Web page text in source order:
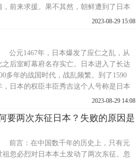
，前来求援。果不其然，朝鲜遭到了日本
队的侵犯。这时的日本国内政局发生了重
图侵占朝鲜。这年，丰臣秀吉首先走出第
步，向朝鲜提出了"假道入明"的要求，理
当然地遭到了朝鲜政
2023-08-29 15:08
公元1467年，日本爆发了应仁之乱，从
之后室町幕府名存实亡。日本进入了长达
多年的战国时代，战乱频繁。到了1590
，日本的权臣丰臣秀吉这个人号称是日本
朱元璋，起于草莽出身微末，最后一统天
关白，就相当于最高执政，后来他把关白
任太阁太上关白。当时
2023-08-29 14:08
要两次东征日本？失败的原因是
前言：在中国数千年的历史上，只有元
祖忽必烈对日本本土发动了两次东征。忽